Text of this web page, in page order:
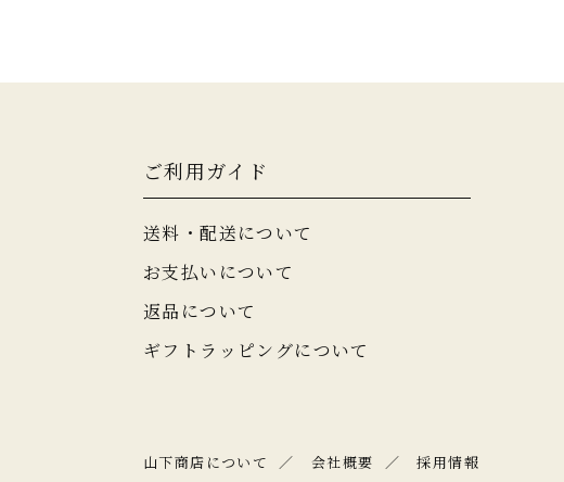
ご利用ガイド
送料・配送について
お支払いについて
返品について
ギフトラッピングについて
山下商店について 会社概要
採用情報